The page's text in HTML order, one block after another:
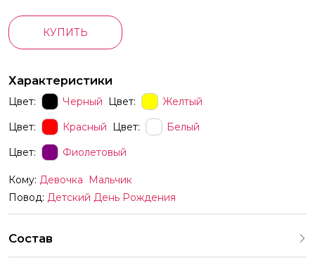
КУПИТЬ
Характеристики
Цвет: Черный Цвет:
Желтый
Цвет:
Красный Цвет:
Белый
Цвет:
Фиолетовый
Кому: Девочка
Мальчик
Повод: Детский День Рождения
Состав